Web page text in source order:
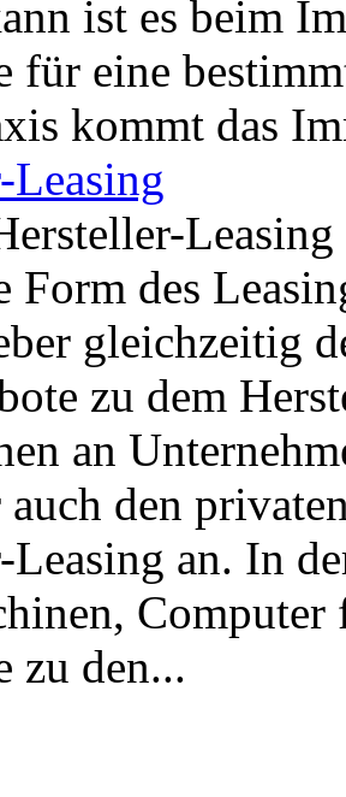
ist es beim
für eine
kommt das
Leasing
Form des
gleichzeitig
zu dem
an
auch den
an. In
Computer
zu den...